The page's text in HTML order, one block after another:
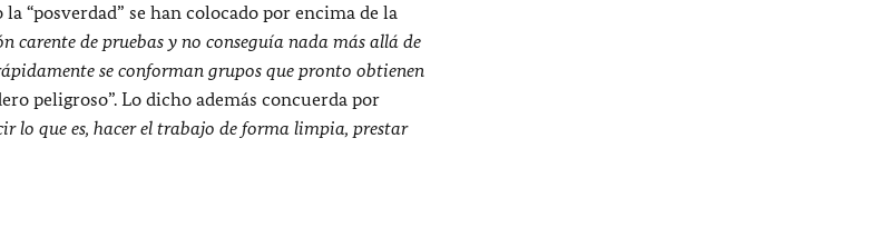
“posverdad” se han colocado por encima de la
carente de pruebas y no conseguía nada más allá de
se conforman grupos que pronto obtienen
peligroso”. Lo dicho además concuerda por
lo que es, hacer el trabajo de forma limpia, prestar